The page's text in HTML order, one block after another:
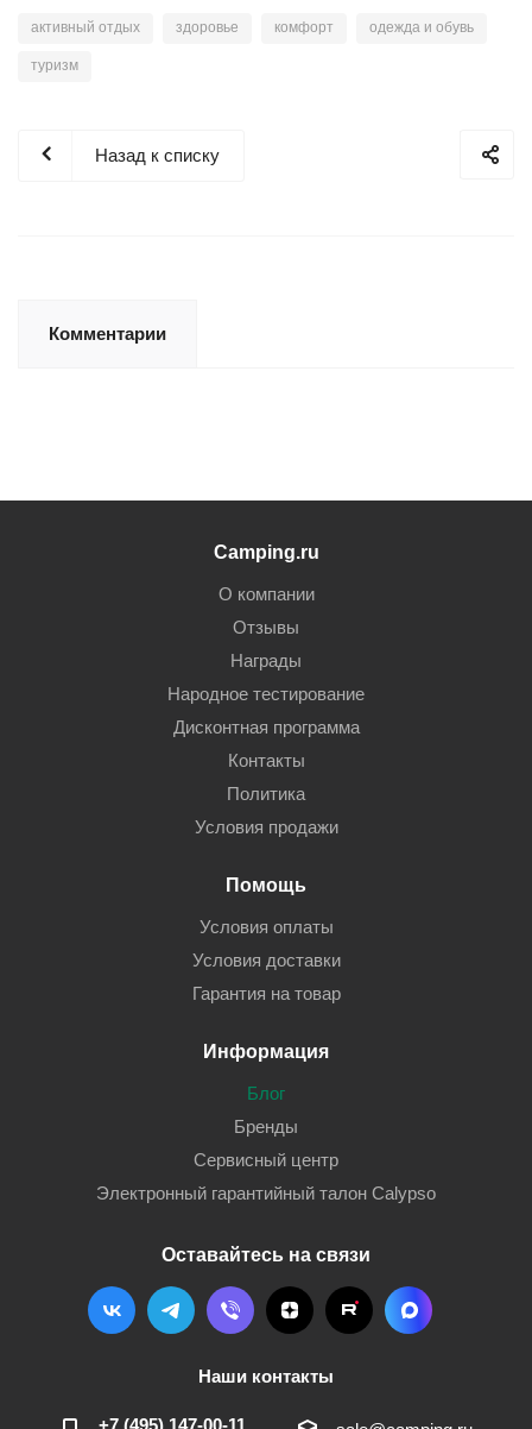
активный отдых здоровье комфорт одежда и обувь
туризм
Назад к списку
Комментарии
Camping.ru
О компании
Отзывы
Награды
Народное тестирование
Дисконтная программа
Контакты
Политика
Условия продажи
Помощь
Условия оплаты
Условия доставки
Гарантия на товар
Информация
Блог
Бренды
Сервисный центр
Электронный гарантийный талон Calypso
Оставайтесь на связи
Наши контакты